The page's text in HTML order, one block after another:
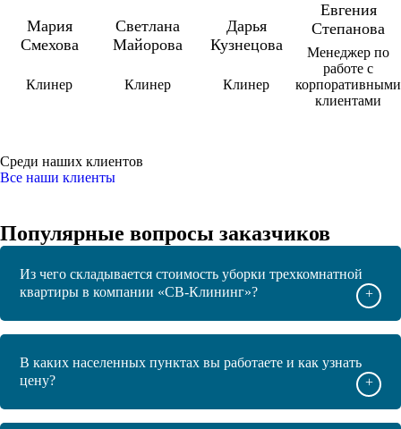
Мария
Смехова
Клинер
Светлана
Майорова
Клинер
Дарья
Кузнецова
Клинер
Евгения
Степанова
Менеджер по
работе с
корпоративными
клиентами
Среди наших клиентов
Все наши клиенты
Популярные вопросы заказчиков
Из чего складывается стоимость уборки трехкомнатной
квартиры в компании «СВ-Клининг»?
+
В каких населенных пунктах вы работаете и как узнать
цену?
+